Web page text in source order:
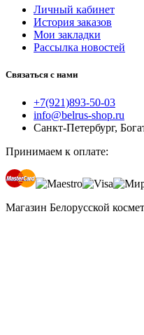
Личный кабинет
История заказов
Мои закладки
Рассылка новостей
Связаться с нами
+7(921)893-50-03
info@belrus-shop.ru
Санкт-Петербург,
Принимаем к оплате:
Магазин Белорусской